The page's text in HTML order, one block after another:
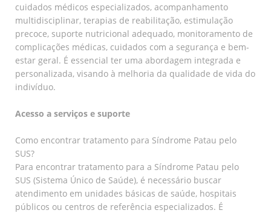
cuidados médicos especializados, acompanhamento
multidisciplinar, terapias de reabilitação, estimulação
precoce, suporte nutricional adequado, monitoramento de
complicações médicas, cuidados com a segurança e bem-
estar geral. É essencial ter uma abordagem integrada e
personalizada, visando à melhoria da qualidade de vida do
indivíduo.
Acesso a serviços e suporte
Como encontrar tratamento para Síndrome Patau pelo
SUS?
Para encontrar tratamento para a Síndrome Patau pelo
SUS (Sistema Único de Saúde), é necessário buscar
atendimento em unidades básicas de saúde, hospitais
públicos ou centros de referência especializados. É